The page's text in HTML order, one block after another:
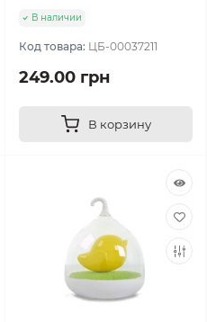
В наличии
Код товара: ЦБ-00037211
249.00 грн
В корзину